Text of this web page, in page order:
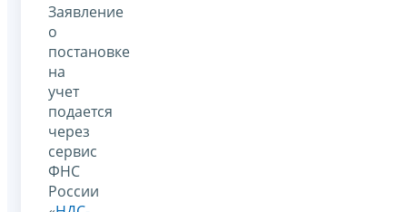
Заявление
о
постановке
на
учет
подается
через
сервис
ФНС
России